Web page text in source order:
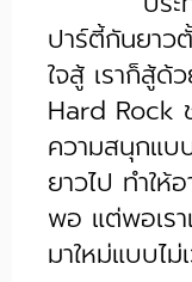
ปาร์ตี้กันยาว
ใจสู้ เราก็สู้
Hard Rock
ความสนุกแบ
ยาวไป ทำให้
พอ แต่พอเร
มาใหม่แบบไม่